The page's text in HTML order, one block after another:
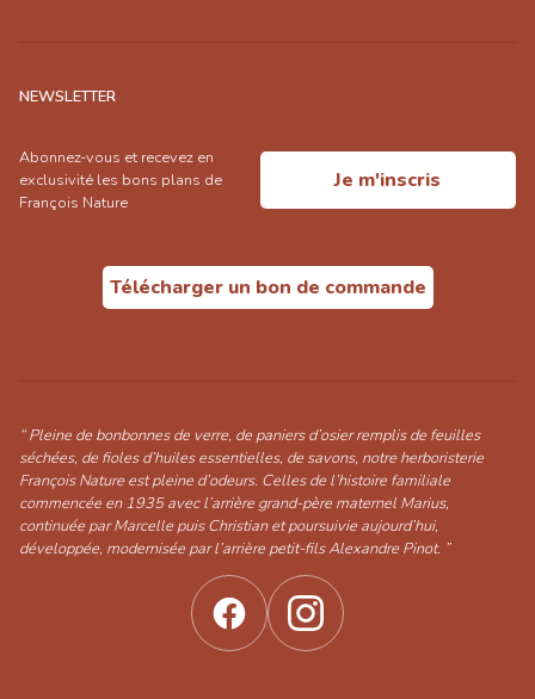
NEWSLETTER
Abonnez-vous et recevez en
exclusivité les bons plans de
François Nature
Je m'inscris
Télécharger un bon de commande
“ Pleine de bonbonnes de verre, de paniers d’osier remplis de feuilles
séchées, de fioles d’huiles essentielles, de savons, notre herboristerie
François Nature est pleine d’odeurs. Celles de l’histoire familiale
commencée en 1935 avec l’arrière grand-père maternel Marius,
continuée par Marcelle puis Christian et poursuivie aujourd’hui,
développée, modernisée par l’arrière petit-fils Alexandre Pinot. ”